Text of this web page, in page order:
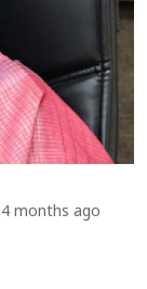
months ago